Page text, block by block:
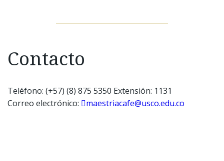
Contacto
Teléfono: (+57) (8) 875 5350 Extensión: 1131
Correo electrónico:
maestriacafe@usco.edu.co